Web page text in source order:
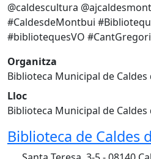
@caldescultura
#CaldesdeMontbui
#bibliotequesVO
Organitza
Biblioteca Municipal de
Lloc
Biblioteca Municipal de
Biblioteca de Caldes